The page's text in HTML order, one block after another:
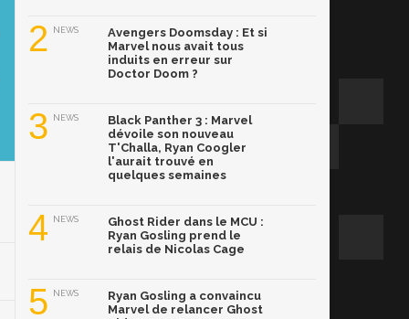
2 NEWS
Avengers Doomsday : Et si
Marvel nous avait tous
induits en erreur sur
Doctor Doom ?
3 NEWS
Black Panther 3 : Marvel
dévoile son nouveau
T'Challa, Ryan Coogler
l'aurait trouvé en
quelques semaines
4 NEWS
Ghost Rider dans le MCU :
Ryan Gosling prend le
relais de Nicolas Cage
5 NEWS
Ryan Gosling a convaincu
Marvel de relancer Ghost